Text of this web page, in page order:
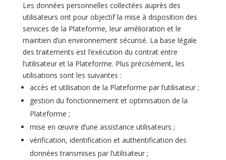
Les données personnelles collectées auprès des
utilisateurs ont pour objectif la mise à disposition des
services de la Plateforme, leur amélioration et le
maintien d’un environnement sécurisé. La base légale
des traitements est l’exécution du contrat entre
l’utilisateur et la Plateforme. Plus précisément, les
utilisations sont les suivantes :
accès et utilisation de la Plateforme par l’utilisateur ;
gestion du fonctionnement et optimisation de la
Plateforme ;
mise en œuvre d’une assistance utilisateurs ;
vérification, identification et authentification des
données transmises par l’utilisateur ;